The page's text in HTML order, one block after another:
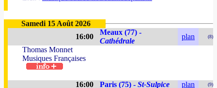
Samedi 15 Août 2026
16:00
Meaux (77) -
Cathédrale
plan (8)
Thomas Monnet
Musiques Françaises
16:00 Paris (75) - St-Sulpice plan (9)